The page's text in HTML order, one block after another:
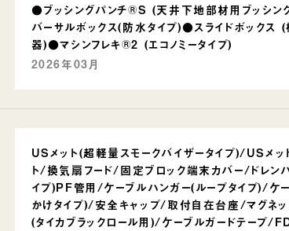
●ブッシングパンチ®S (天井下地部材用ブッシ
バーサルボックス(防水タイプ)●スライドボック
器)●マシンフレキ®2 (エコノミータイプ)
2026年03月
USメット(超軽量スモークバイザータイプ)/USメッ
ト/換気扇フード/固定ブロック端末カバー/ドレン
イプ)PF管用/ケーブルハンガー(ループタイプ)/ケ
かけタイプ)/安全キャップ/取付自在台座/マグネ
(タイカブラックロール用)/ケーブルガードテープ/